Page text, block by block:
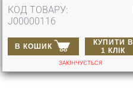
КОД ТОВАРУ:
J00000116
В КОШИК
КУПИТИ В
1 КЛІК
ЗАКІНЧУЄТЬСЯ